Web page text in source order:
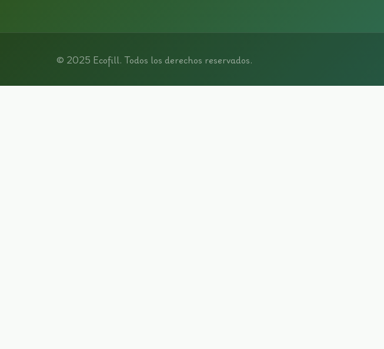
© 2025 Ecofill. Todos los derechos reservados.